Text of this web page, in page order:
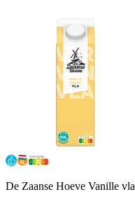
De Zaanse Hoeve Vanille vla